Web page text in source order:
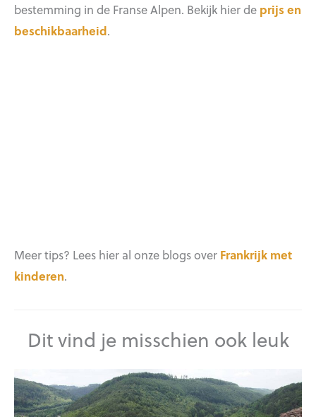
bestemming in de Franse Alpen. Bekijk hier de prijs en
beschikbaarheid.
Meer tips? Lees hier al onze blogs over Frankrijk met
kinderen.
Dit vind je misschien ook leuk